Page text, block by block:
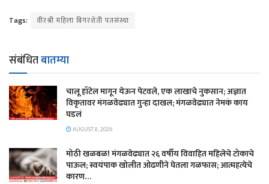
Tags: वीरश्री महिला बिगरशेती पतसंस्था
संबंधितबातम्या
चालू हॉटेल मागून येऊन पेटवले, एक लाखाचे नुकसान; अज्ञात
विकृतावर मंगळवेढ्यात गुन्हा दाखल; मंगळवेढ्यात नेमकं काय
घडलं
AUGUST 8, 2026
मोठी खळबळ! मंगळवेढ्यात २६ वर्षीय विवाहित महिलेचे टोकाचे
पाऊल; स्वयंपाक खोलीत ओढणीने घेतला गळफास; आत्महत्येचे
कारण…